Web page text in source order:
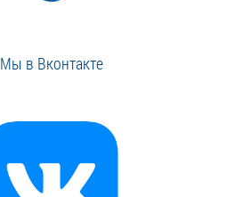
Мы в Вконтакте